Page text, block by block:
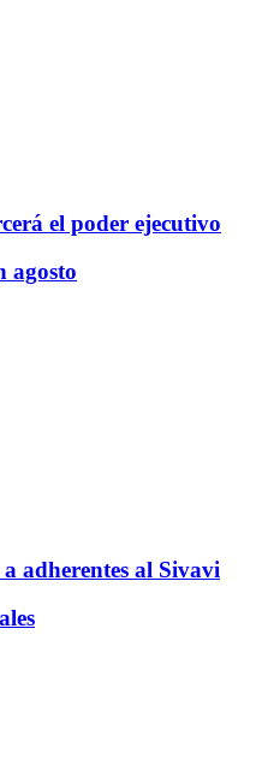
el poder ejecutivo
agosto
adherentes al Sivavi